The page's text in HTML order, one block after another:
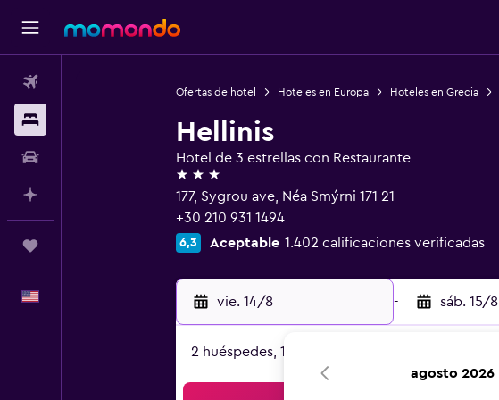
Ofertas de hotel Hoteles en Europa Hoteles en Grecia
Hellinis
Hotel de 3 estrellas con Restaurante
3 estrellas
177, Sygrou ave, Néa Smýrni 171 21
+30 210 931 1494
6,3 Aceptable 1.402 calificaciones verificadas
vie. 14/8 - sáb. 15/8
2 huéspedes, 1 habitación
agosto 2026